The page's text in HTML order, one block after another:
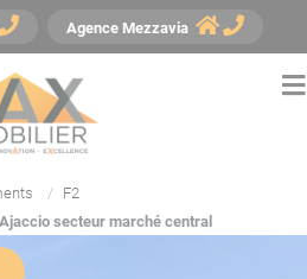
Agence Mezzavia
F2
secteur marché central